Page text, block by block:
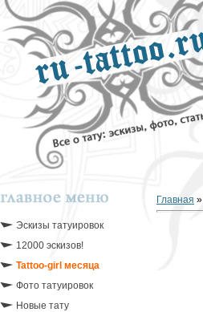
Эскизы татуировок
12000 эскизов!
Tattoo-girl месяца
Фото татуировок
Новые тату
Главная »